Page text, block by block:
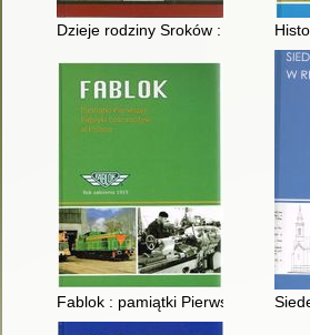
Dzieje rodziny Sroków : pamiętniki
Fablok : pamiątki Pierwszej Fabryki